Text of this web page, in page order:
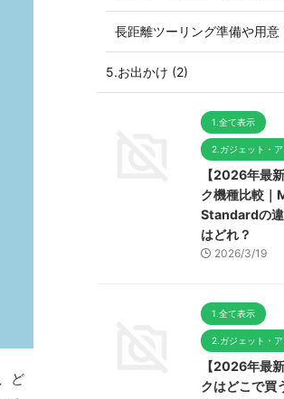
ど
長距離ツーリング準備や用意
5.お出かけ (2)
1.全て表示
2.ガジェット・
【2026年最
ク機種比較｜
Standardの
はどれ？
2026/3/19
1.全て表示
2.ガジェット・
【2026年最
クはどこで買